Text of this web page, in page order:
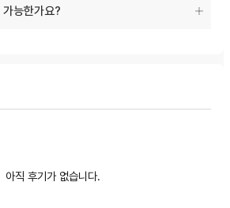
능한가요?
아직 후기가 없습니다.